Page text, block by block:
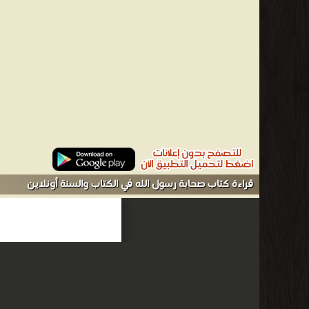
أسس التعامل مع القرآن الكريم. الأربعون المنيرة في الأجور
من التراجم والأعلام - مكتبة كتب إسلامية.
قراءة كتاب صحابة رسول الله في الكتاب والسنة أونلاين